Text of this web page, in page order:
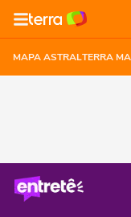
MAPA ASTRALTERRA